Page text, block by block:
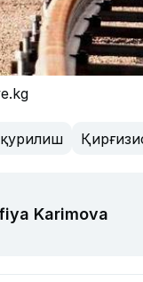
қурилиш
Karimova